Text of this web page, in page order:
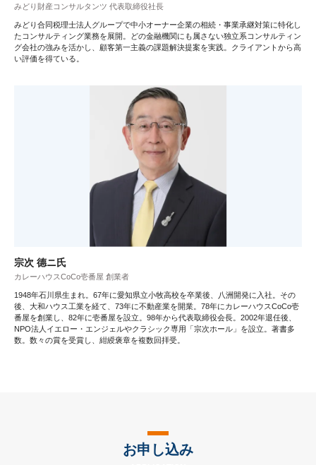
みどり財産コンサルタンツ 代表取締役社長
みどり合同税理士法人グループで中小オーナー企業の相続・事業承継対策に特化し
たコンサルティング業務を展開。どの金融機関にも属さない独立系コンサルティン
グ会社の強みを活かし、顧客第一主義の課題解決提案を実践。クライアントから高
い評価を得ている。
宗次 德ニ氏
カレーハウスCoCo壱番屋 創業者
1948年石川県生まれ。67年に愛知県立小牧高校を卒業後、八洲開発に入社。その
後、大和ハウス工業を経て、73年に不動産業を開業。78年にカレーハウスCoCo壱
番屋を創業し、82年に壱番屋を設立。98年から代表取締役会長。2002年退任後、
NPO法人イエロー・エンジェルやクラシック専用「宗次ホール」を設立。著書多
数。数々の賞を受賞し、紺綬褒章を複数回拝受。
お申し込み